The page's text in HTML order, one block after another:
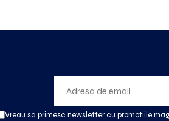
Vreau sa primesc newsletter cu promotiile